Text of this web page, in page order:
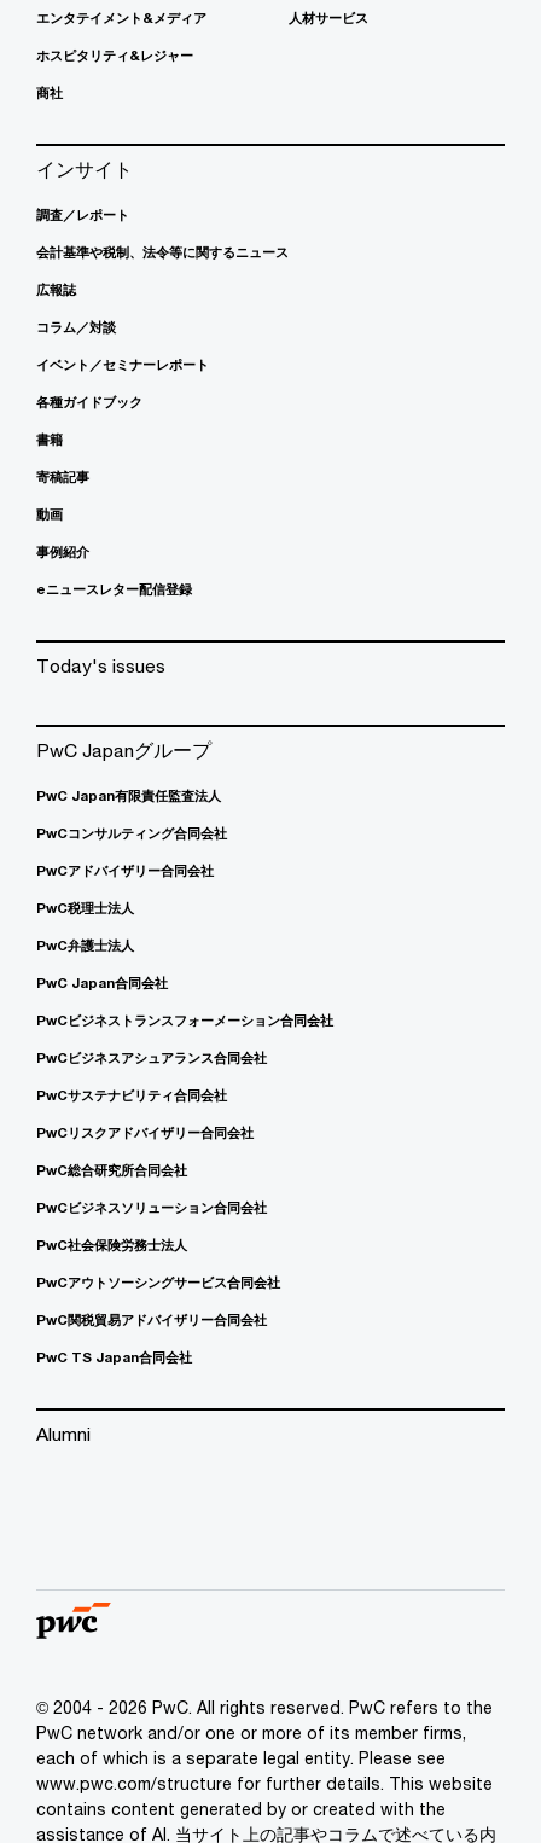
エンタテイメント&メディア
ホスピタリティ&レジャー
商社
人材サービス
インサイト
調査／レポート
会計基準や税制、法令等に関するニュース
広報誌
コラム／対談
イベント／セミナーレポート
各種ガイドブック
書籍
寄稿記事
動画
事例紹介
eニュースレター配信登録
Today's issues
PwC Japanグループ
PwC Japan有限責任監査法人
PwCコンサルティング合同会社
PwCアドバイザリー合同会社
PwC税理士法人
PwC弁護士法人
PwC Japan合同会社
PwCビジネストランスフォーメーション合同会社
PwCビジネスアシュアランス合同会社
PwCサステナビリティ合同会社
PwCリスクアドバイザリー合同会社
PwC総合研究所合同会社
PwCビジネスソリューション合同会社
PwC社会保険労務士法人
PwCアウトソーシングサービス合同会社
PwC関税貿易アドバイザリー合同会社
PwC TS Japan合同会社
Alumni
© 2004 - 2026 PwC. All rights reserved. PwC refers to the
PwC network and/or one or more of its member firms,
each of which is a separate legal entity. Please see
www.pwc.com/structure for further details. This website
contains content generated by or created with the
assistance of AI. 当サイト上の記事やコラムで述べている内